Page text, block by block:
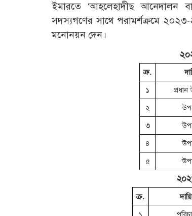
ইমারতে ‘আহলেহাদীছ আনেদালন
সদস্যগণের সাথে পরামর্শক্রমে ২০২৩-
মনোনয়ন দেন।
ক্র.
১
প্রধান
২
৩
৪
৫
ক্র.